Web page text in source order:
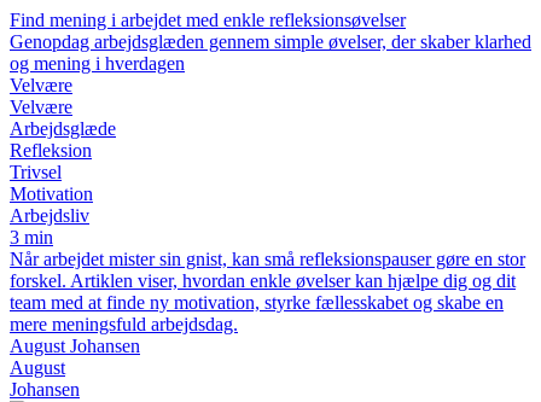
Find mening i arbejdet med enkle refleksionsøvelser
Genopdag arbejdsglæden gennem simple øvelser, der skaber klarhed
og mening i hverdagen
Velvære
Velvære
Arbejdsglæde
Refleksion
Trivsel
Motivation
Arbejdsliv
3 min
Når arbejdet mister sin gnist, kan små refleksionspauser gøre en stor
forskel. Artiklen viser, hvordan enkle øvelser kan hjælpe dig og dit
team med at finde ny motivation, styrke fællesskabet og skabe en
mere meningsfuld arbejdsdag.
August Johansen
August
Johansen